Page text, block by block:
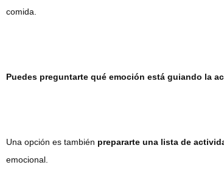
comida.
Puedes preguntarte qué emoción está guiando la
Una opción es también prepararte una lista de
emocional.